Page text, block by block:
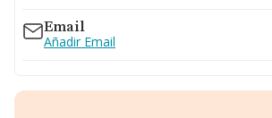
Email
Añadir Email